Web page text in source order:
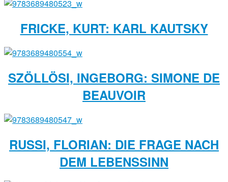
FRICKE, KURT: KARL KAUTSKY
SZÖLLÖSI, INGEBORG: SIMONE DE
BEAUVOIR
RUSSI, FLORIAN: DIE FRAGE NACH
DEM LEBENSSINN